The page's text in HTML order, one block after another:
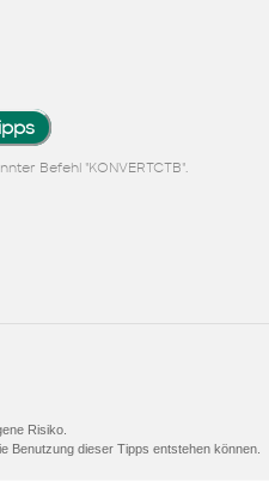
Befehl "KONVERTCTB".
Risiko.
Benutzung dieser Tipps entstehen können.